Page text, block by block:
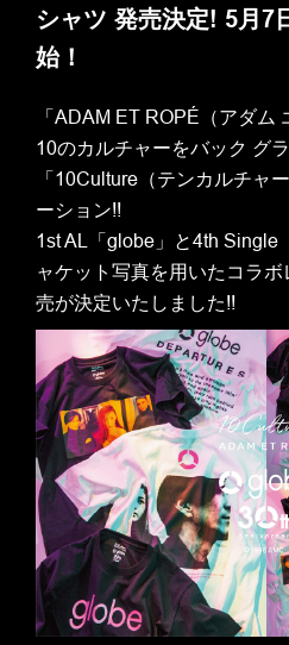
シャツ 発売決定! 5月7
始！
「ADAM ET ROPÉ（アダム
10のカルチャーをバック グ
「10Culture（テンカルチャ
ーション!!
1st AL「globe」と4th Single
ャケット写真を用いたコラ
売が決定いたしました!!